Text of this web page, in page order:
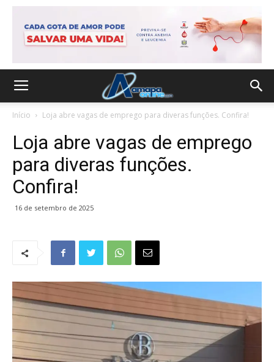
Início Loja abre vagas de emprego para diveras funções. Confira!
Loja abre vagas de emprego
para diveras funções.
Confira!
16 de setembro de 2025